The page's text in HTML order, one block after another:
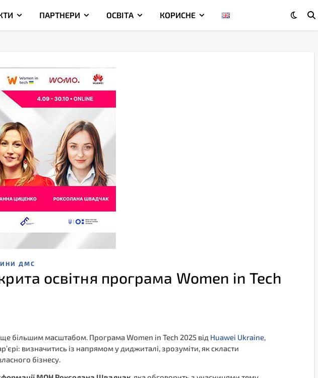
ПАРТНЕРИ ОСВІТА КОРИСНЕ
ДМС
освітня програма Women in Tech
ще більшим масштабом. Програма Women in Tech 2025 від Huawei Ukraine,
визначитись із напрямом у диджиталі, зрозуміти, як скласти
бізнесу.